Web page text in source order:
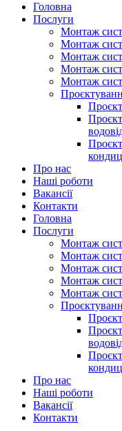
Головна
Послуги
Монтаж
Монтаж
Монтаж
Монтаж
Монтаж
Про нас
Наші роботи
Вакансії
Контакти
Головна
Послуги
Монтаж
Монтаж
Монтаж
Монтаж
Монтаж
Про нас
Наші роботи
Вакансії
Контакти